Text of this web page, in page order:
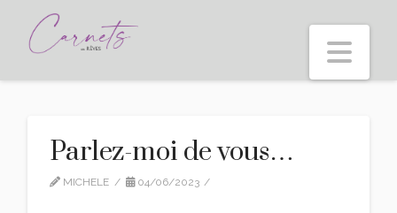
Parlez-moi de vous…
MICHELE 04/06/2023